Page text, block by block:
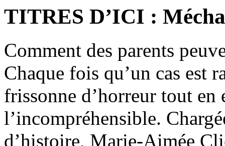
TITRES D’ICI :
Comment des parents
Chaque fois qu’un cas est
frissonne d’horreur tout en
l’incompréhensible.
d’histoire, Marie-Aimée